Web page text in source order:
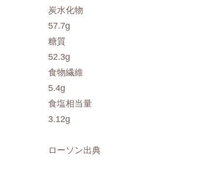
炭水化物
57.7g
糖質
52.3g
食物繊維
5.4g
食塩相当量
3.12g
ローソン出典